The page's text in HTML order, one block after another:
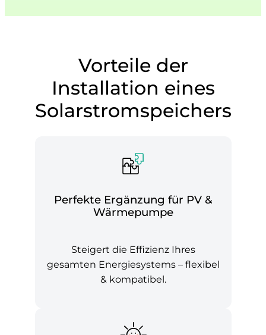
Vorteile der
Installation eines
Solarstromspeichers
Perfekte Ergänzung für PV &
Wärmepumpe
Steigert die Effizienz Ihres
gesamten Energiesystems – flexibel
& kompatibel.